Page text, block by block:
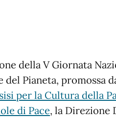
della V Giornata
del Pianeta, promossa
per la Cultura della
di Pace, la Direzione